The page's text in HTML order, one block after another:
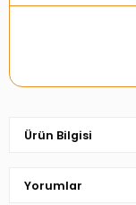
Ürün Bilgisi
Yorumlar